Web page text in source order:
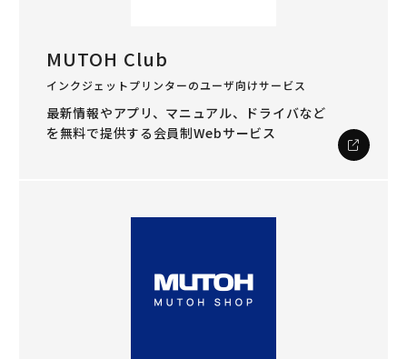
MUTOH Club
インクジェットプリンターのユーザ向けサービス
最新情報やアプリ、マニュアル、ドライバなど
を無料で提供する会員制Webサービス